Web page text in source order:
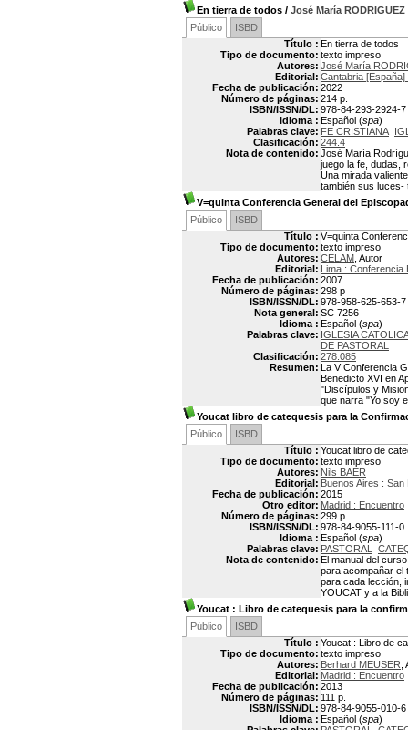
En tierra de todos / José María
Público
ISBD
Título : En tierra de todos
Tipo de documento: texto impreso
Autores: José María
Editorial: Cantabria [España]
Fecha de publicación: 2022
Número de páginas: 214 p.
ISBN/ISSN/DL: 978-84-293-2924-7
Idioma : Español (spa)
Palabras clave: FE CRISTIANA
Clasificación: 244.4
Nota de contenido: José María
juego la fe, dudas,
Una mirada
también sus luces-
V=quinta Conferencia General del
Público
ISBD
Título : V=quinta
Tipo de documento: texto impreso
Autores: CELAM , Autor
Editorial: Lima : Conferencia
Fecha de publicación: 2007
Número de páginas: 298 p
ISBN/ISSN/DL: 978-958-625-653-7
Nota general: SC 7256
Idioma : Español (spa)
Palabras clave: IGLESIA
DE PASTORAL
Clasificación: 278.085
Resumen: La V Conferencia
Benedicto XVI en
"Discípulos y
que narra "Yo soy
Youcat libro de catequesis para la
Público
ISBD
Título : Youcat libro de
Tipo de documento: texto impreso
Autores: Nils BAER
Editorial: Buenos Aires : San
Fecha de publicación: 2015
Otro editor: Madrid : Encuentro
Número de páginas: 299 p.
ISBN/ISSN/DL: 978-84-9055-111-0
Idioma : Español (spa)
Palabras clave: PASTORAL
Nota de contenido: El manual del
para acompañar el
para cada lección,
YOUCAT y a la
Youcat : Libro de catequesis para la
Público
ISBD
Título : Youcat : Libro de
Tipo de documento: texto impreso
Autores: Berhard MEUSER
Editorial: Madrid : Encuentro
Fecha de publicación: 2013
Número de páginas: 111 p.
ISBN/ISSN/DL: 978-84-9055-010-6
Idioma : Español (spa)